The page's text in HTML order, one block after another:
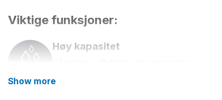
Viktige funksjoner:
Høy kapasitet
Show more